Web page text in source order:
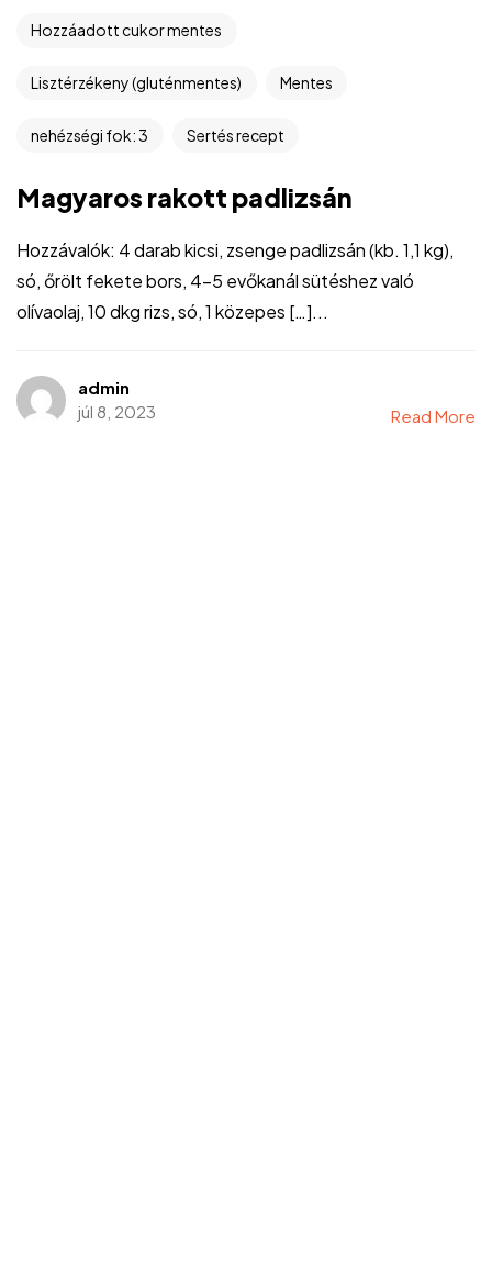
Hozzáadott cukor mentes
Lisztérzékeny (gluténmentes) Mentes
nehézségi fok: 3 Sertés recept
Magyaros rakott padlizsán
Hozzávalók: 4 darab kicsi, zsenge padlizsán (kb. 1,1 kg),
só, őrölt fekete bors, 4-5 evőkanál sütéshez való
olívaolaj, 10 dkg rizs, só, 1 közepes […]...
admin
júl 8, 2023
Read More